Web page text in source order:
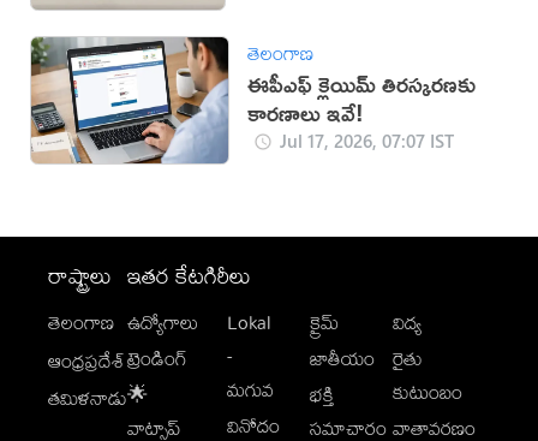
తెలంగాణ
ఈపీఎఫ్ క్లెయిమ్ తిరస్కరణకు
కారణాలు ఇవే!
Jul 17, 2026, 07:07 IST
రాష్ట్రాలు
తెలంగాణ
ఆంధ్రప్రదేశ్
తమిళనాడు
ఇతర కేటగిరీలు
ఉద్యోగాలు
ట్రెండింగ్
🌟
వాట్సాప్
Lokal
-
మగువ
వినోదం
క్రైమ్
జాతీయం
భక్తి
సమాచారం
విద్య
రైతు
కుటుంబం
వాతావరణం